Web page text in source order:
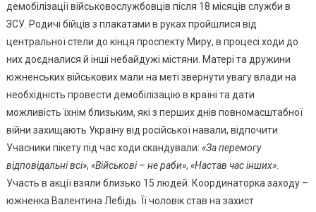
Пікет,
Відео)
демобілізації військовослужбовців після 18 місяців служби в
ЗСУ. Родичі бійців з плакатами в руках пройшлися від
центральної стели до кінця проспекту Миру, в процесі ходи до
них доєдналися й інші небайдужі містяни. Матері та дружини
южненських військових мали на меті звернути увагу влади на
необхідність провести демобілізацію в країні та дати
можливість їхнім близьким, які з перших днів повномасштабної
війни захищають Україну від російської навали, відпочити.
Учасники пікету під час ходи скандували: «За перемогу
відповідальні всі», «Військові – не раби», «Настав час інших».
Участь в акції взяли близько 15 людей. Координаторка заходу –
южненка Валентина Лебідь. Її чоловік став на захист